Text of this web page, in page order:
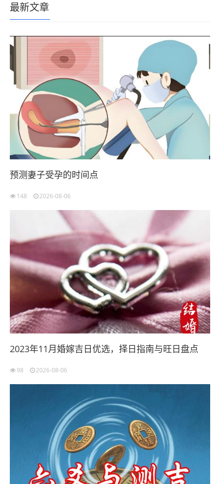
最新文章
预测妻子受孕的时间点
148 2026-08-06
2023年11月婚嫁吉日优选，择日指南与旺日盘点
98 2026-08-06